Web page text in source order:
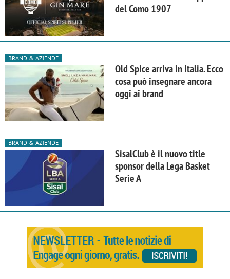
del Como 1907
BRAND & AZIENDE
Old Spice arriva in Italia. Ecco
cosa può insegnare ancora
oggi ai brand
BRAND & AZIENDE
SisalClub è il nuovo title
sponsor della Lega Basket
Serie A